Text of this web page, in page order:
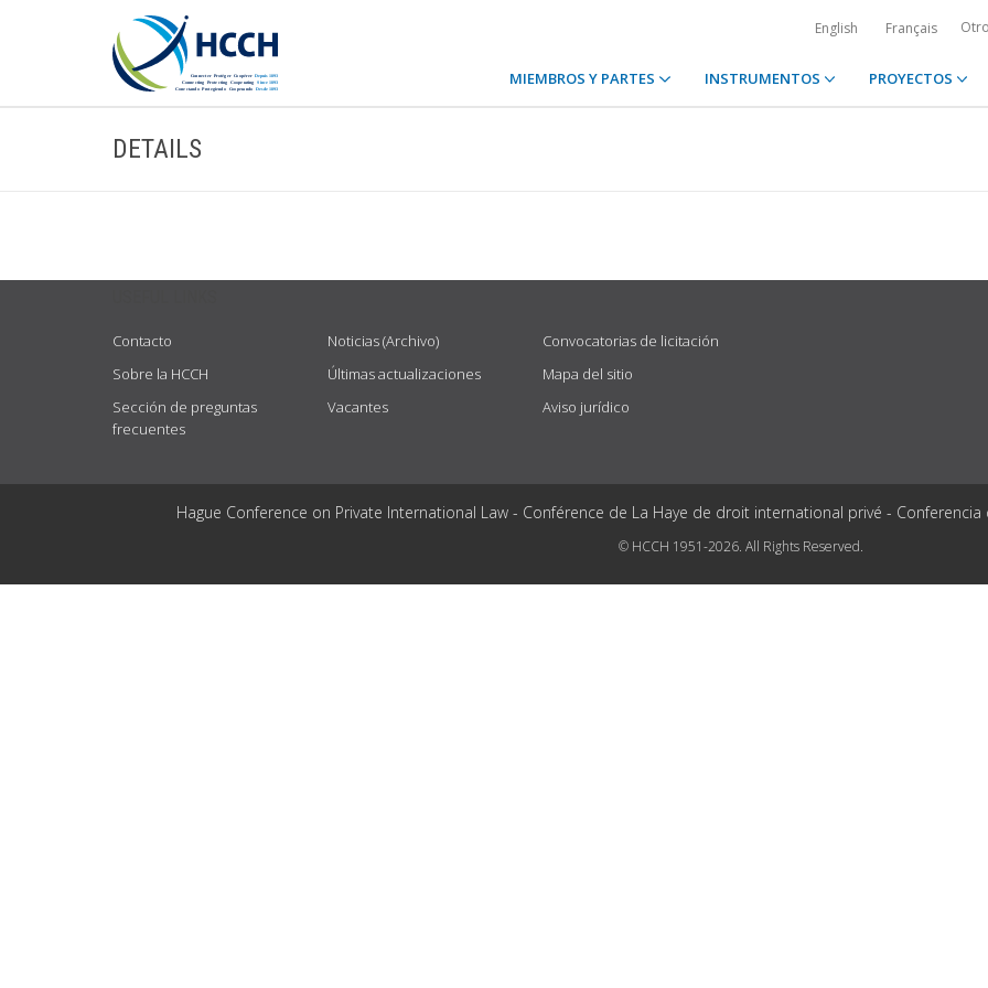
English Français
MIEMBROS Y PARTES INSTRUMENTOS PROYECTOS
DETAILS
Contacto
Sobre la HCCH
Sección de preguntas
frecuentes
Noticias (Archivo)
Últimas actualizaciones
Vacantes
Convocatorias de licitación
Mapa del sitio
Aviso jurídico
Hague Conference on Private International Law - Conférence de La Haye de droit international privé -
© HCCH 1951-2026. All Rights Reserved.